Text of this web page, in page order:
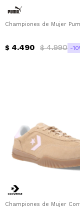
Championes de Mujer
$ 4.490 $ 4.990 10
Championes de Mujer